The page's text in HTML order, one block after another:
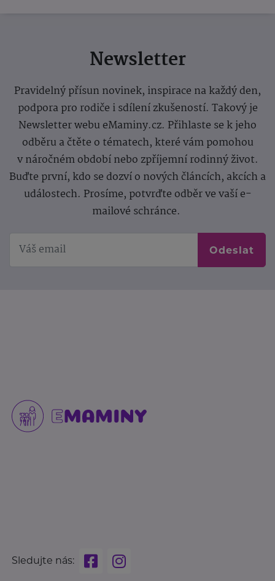
Newsletter
Pravidelný přísun novinek, inspirace na každý den,
podpora pro rodiče i sdílení zkušeností. Takový je
Newsletter webu eMaminy.cz. Přihlaste se k jeho
odběru a čtěte o tématech, které vám pomohou
v náročném období nebo zpříjemní rodinný život.
Buďte první, kdo se dozví o nových článcích, akcích a
událostech. Prosíme, potvrďte odběr ve vaší e-
mailové schránce.
Odeslat
Sledujte nás: